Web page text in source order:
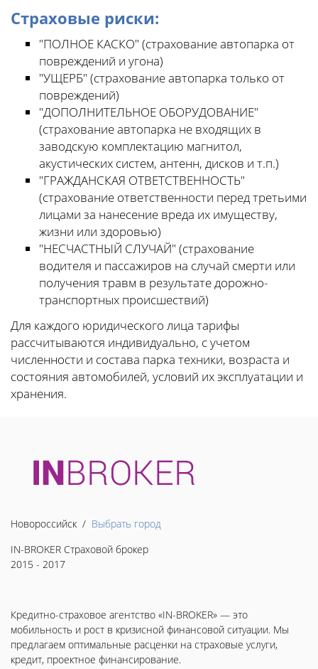
Страховые риски:
"ПОЛНОЕ КАСКО" (страхование автопарка от
повреждений и угона)
"УЩЕРБ" (страхование автопарка только от
повреждений)
"ДОПОЛНИТЕЛЬНОЕ ОБОРУДОВАНИЕ"
(страхование автопарка не входящих в
заводскую комплектацию магнитол,
акустических систем, антенн, дисков и т.п.)
"ГРАЖДАНСКАЯ ОТВЕТСТВЕННОСТЬ"
(страхование ответственности перед третьими
лицами за нанесение вреда их имуществу,
жизни или здоровью)
"НЕСЧАСТНЫЙ СЛУЧАЙ" (страхование
водителя и пассажиров на случай смерти или
получения травм в результате дорожно-
транспортных происшествий)
Для каждого юридического лица тарифы
рассчитываются индивидуально, с учетом
численности и состава парка техники, возраста и
состояния автомобилей, условий их эксплуатации и
хранения.
Новороссийск / Выбрать город
IN-BROKER Страховой брокер
2015 - 2017
Кредитно-страховое агентство «IN-BROKER» — это
мобильность и рост в кризисной финансовой ситуации. Мы
предлагаем оптимальные расценки на страховые услуги,
кредит, проектное финансирование.